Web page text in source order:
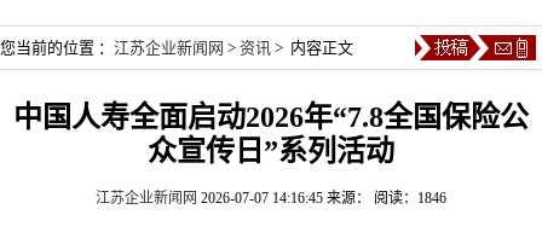
您当前的位置 ： 江苏企业新闻网 > 资讯 > 内容正文
中国人寿全面启动2026年“7.8全国保险公
众宣传日”系列活动
江苏企业新闻网 2026-07-07 14:16:45 来源： 阅读：1846